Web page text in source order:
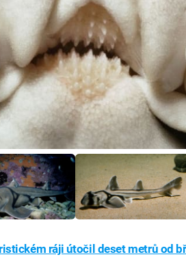
ráji útočil deset metrů od